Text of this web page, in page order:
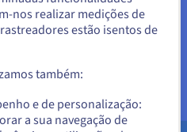
projetos em JavaScript. O seu
que em nada compromete a
manter a eficácia do código.
seu alojamento CMS
PrestaShop, Joomla! e
nas suas linguagens
Unidos, terá de consultar e
Unidos
USD - $
nos realizar medições de
estão isentos de
também:
e de personalização:
a sua navegação de